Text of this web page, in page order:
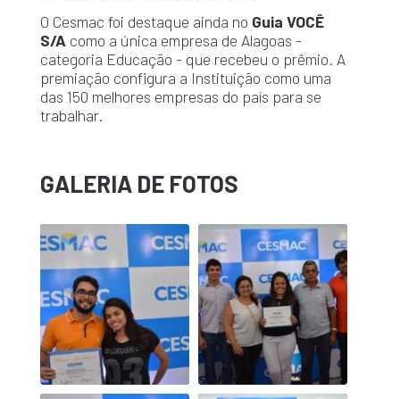
O Cesmac foi destaque ainda no Guia VOCÊ
S/A como a única empresa de Alagoas -
categoria Educação - que recebeu o prêmio. A
premiação configura a Instituição como uma
das 150 melhores empresas do país para se
trabalhar.
GALERIA DE FOTOS